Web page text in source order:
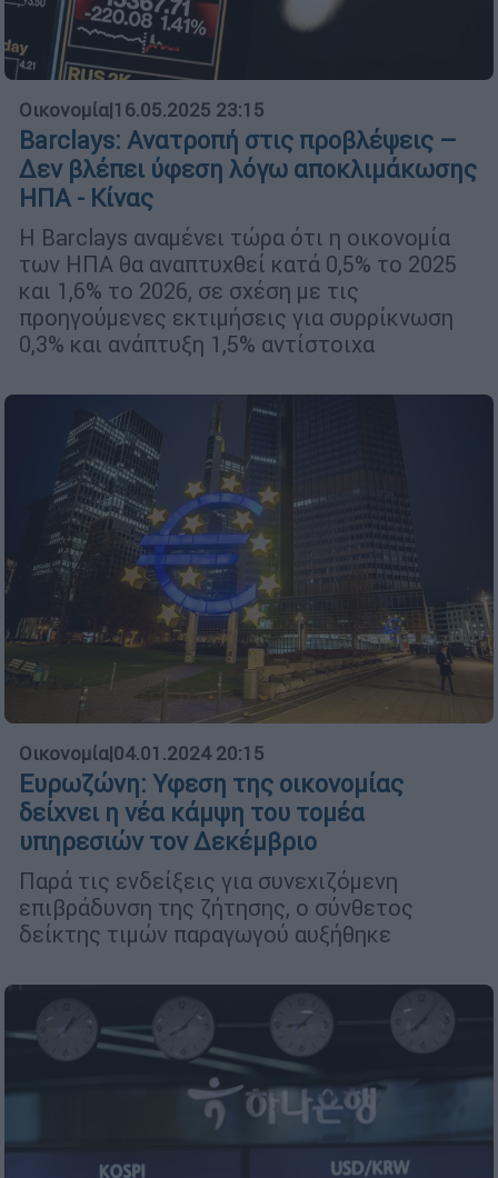
Οικονομία|16.05.2025 23:15
Barclays: Ανατροπή στις προβλέψεις –
Δεν βλέπει ύφεση λόγω αποκλιμάκωσης
ΗΠΑ - Κίνας
Η Barclays αναμένει τώρα ότι η οικονομία
των ΗΠΑ θα αναπτυχθεί κατά 0,5% το 2025
και 1,6% το 2026, σε σχέση με τις
προηγούμενες εκτιμήσεις για συρρίκνωση
0,3% και ανάπτυξη 1,5% αντίστοιχα
Οικονομία|04.01.2024 20:15
Ευρωζώνη: Υφεση της οικονομίας
δείχνει η νέα κάμψη του τομέα
υπηρεσιών τον Δεκέμβριο
Παρά τις ενδείξεις για συνεχιζόμενη
επιβράδυνση της ζήτησης, ο σύνθετος
δείκτης τιμών παραγωγού αυξήθηκε